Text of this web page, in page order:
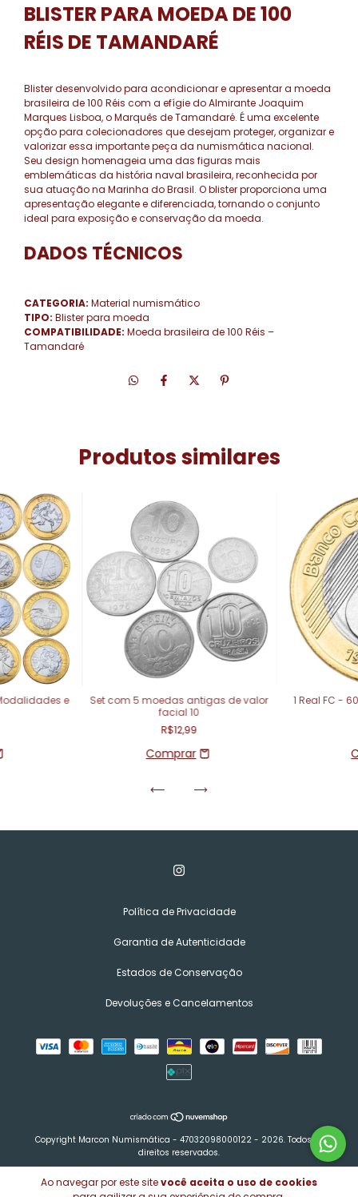
Ao navegar por este sitevocê aceita o uso de cookies
BLISTER PARA MOEDA DE 100
RÉIS DE TAMANDARÉ
Blister desenvolvido para acondicionar e apresentar a moeda
brasileira de 100 Réis com a efígie do Almirante Joaquim
Marques Lisboa, o Marquês de Tamandaré. É uma excelente
opção para colecionadores que desejam proteger, organizar e
valorizar essa importante peça da numismática nacional.
Seu design homenageia uma das figuras mais
emblemáticas da história naval brasileira, reconhecida por
sua atuação na Marinha do Brasil. O blister proporciona uma
apresentação elegante e diferenciada, tornando o conjunto
ideal para exposição e conservação da moeda.
DADOS TÉCNICOS
CATEGORIA: Material numismático
TIPO: Blister para moeda
COMPATIBILIDADE: Moeda brasileira de 100 Réis –
Tamandaré
Produtos similares
e
Set com 5 moedas antigas de valor
facial 10
R$12,99
1 Real FC -
Política de Privacidade
Garantia de Autenticidade
Estados de Conservação
Devoluções e Cancelamentos
Copyright Marcon Numismática - 47032098000122 - 2026. Todos os
direitos reservados.